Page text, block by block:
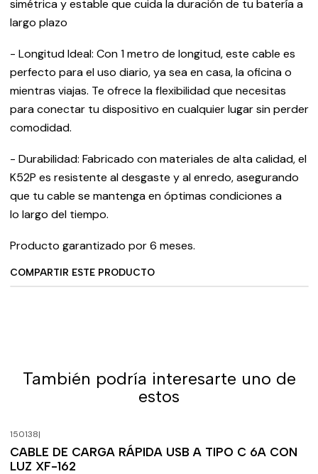
simétrica y estable que cuida la duración de tu batería a
largo plazo
- Longitud Ideal: Con 1 metro de longitud, este cable es
perfecto para el uso diario, ya sea en casa, la oficina o
mientras viajas. Te ofrece la flexibilidad que necesitas
para conectar tu dispositivo en cualquier lugar sin perder
comodidad.
- Durabilidad: Fabricado con materiales de alta calidad, el
K52P es resistente al desgaste y al enredo, asegurando
que tu cable se mantenga en óptimas condiciones a
lo largo del tiempo.
Producto garantizado por 6 meses.
COMPARTIR ESTE PRODUCTO
También podría interesarte uno de
estos
Agotado
150138|
CABLE DE CARGA RÁPIDA USB A TIPO C 6A CON
LUZ XF-162